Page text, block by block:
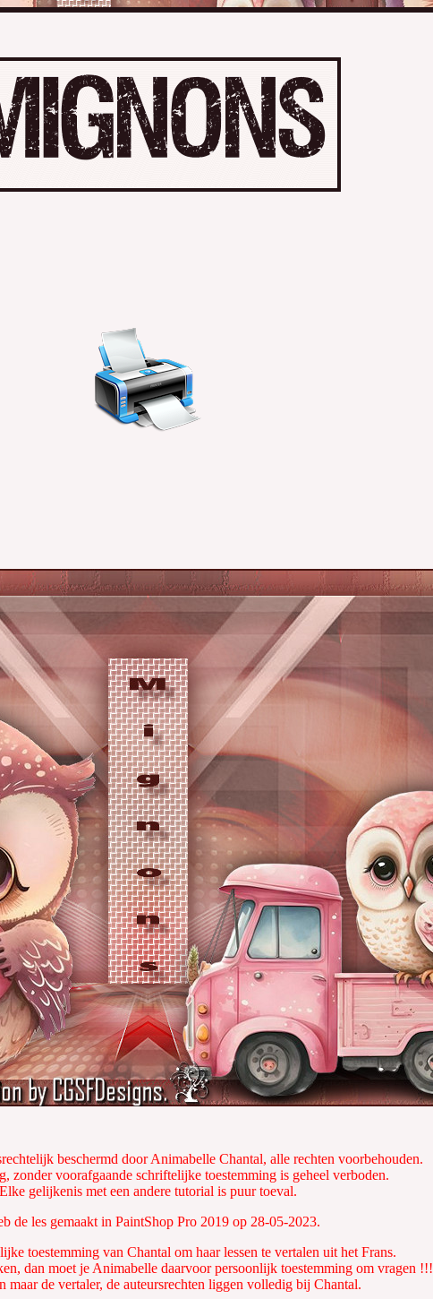
beschermd door Animabelle Chantal, alle rechten voorbehouden.
zonder voorafgaande schriftelijke toestemming is geheel verboden.
Elke gelijkenis met een andere tutorial is puur toeval.
de les gemaakt in PaintShop Pro 2019 op 28-05-2023.
toestemming van Chantal om haar lessen te vertalen uit het Frans.
dan moet je Animabelle daarvoor persoonlijk toestemming om vragen !!!
maar de vertaler, de auteursrechten liggen volledig bij Chantal.